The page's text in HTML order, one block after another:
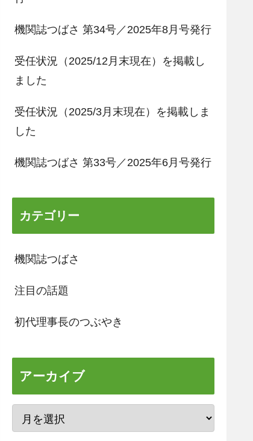
機関誌つばさ 第34号／2025年8月号発行
受任状況（2025/12月末現在）を掲載し
ました
受任状況（2025/3月末現在）を掲載しま
した
機関誌つばさ 第33号／2025年6月号発行
カテゴリー
機関誌つばさ
注目の話題
初代理事長のつぶやき
アーカイブ